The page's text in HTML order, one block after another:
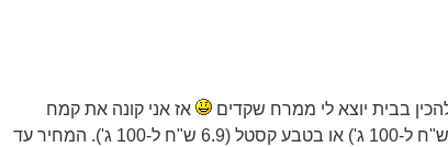
בבית יוצא לי ממרח שקדים
אז אני קונה את קמח
השקדים שלי בניצת הדובדבן (5.9 ש"ח ל-100 ג') או בטבע קסטל (6.9 ש"ח ל-100 ג'). המחיר עד